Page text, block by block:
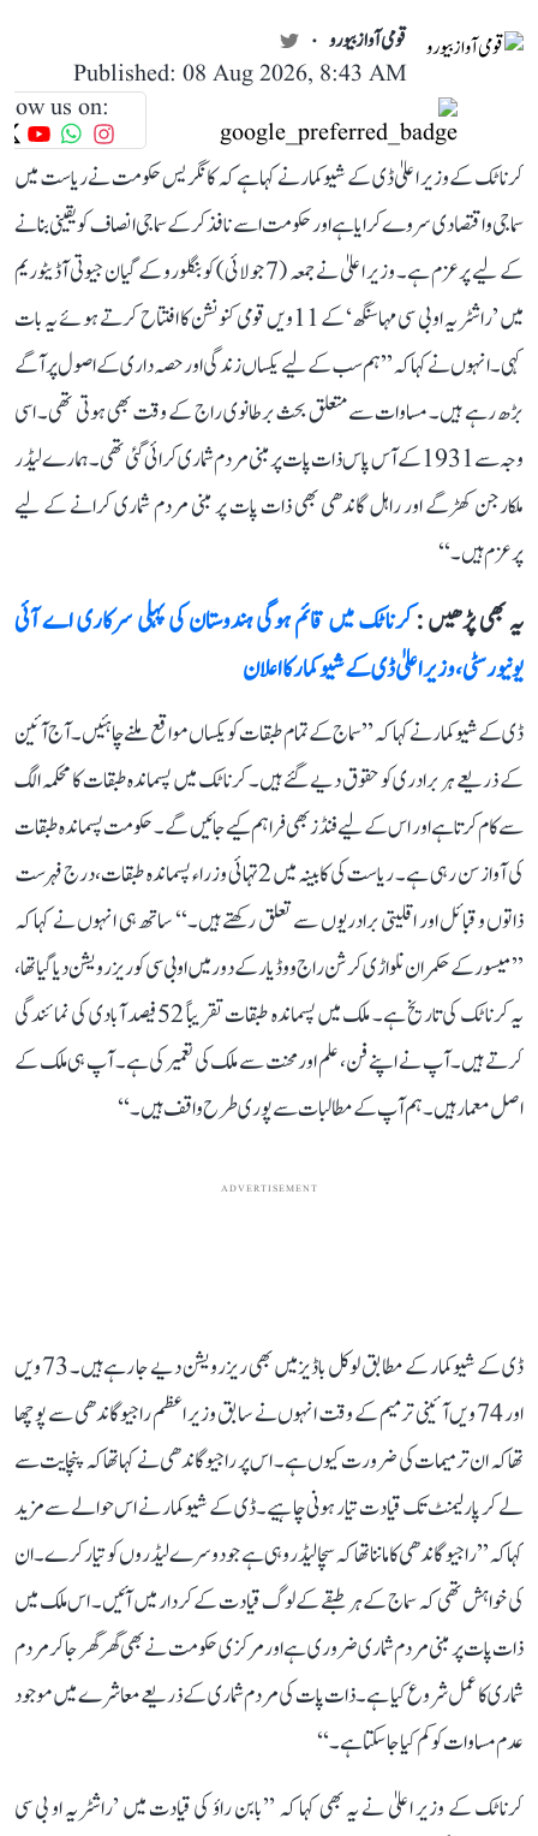
قومی آواز بیورو
Published: 08 Aug 2026, 8:43 AM
us on:
کرناٹک کے وزیر اعلیٰ ڈی کے شیوکمار نے کہا ہے کہ کانگریس حکومت نے ریاست میں
سماجی و اقتصادی سروے کرایا ہے اور حکومت اسے نافذ کر کے سماجی انصاف کو یقینی بنانے
کے لیے پرعزم ہے۔ وزیر اعلیٰ نے جمعہ (7 جولائی) کو بنگلورو کے گیان جیوتی آڈیٹوریم
میں ’راشٹریہ او بی سی مہاسنگھ‘ کے 11ویں قومی کنونشن کا افتتاح کرتے ہوئے یہ بات
کہی۔ انہوں نے کہا کہ ’’ہم سب کے لیے یکساں زندگی اور حصہ داری کے اصول پر آگے
بڑھ رہے ہیں۔ مساوات سے متعلق بحث برطانوی راج کے وقت بھی ہوتی تھی۔ اسی
وجہ سے 1931 کے آس پاس ذات پات پر مبنی مردم شماری کرائی گئی تھی۔ ہمارے لیڈر
ملکارجن کھڑگے اور راہل گاندھی بھی ذات پات پر مبنی مردم شماری کرانے کے لیے
پرعزم ہیں۔‘‘
یہ بھی پڑھیں :کرناٹک میں قائم ہوگی ہندوستان کی پہلی سرکاری اے آئی
یونیورسٹی، وزیر اعلیٰ ڈی کے شیوکمار کا اعلان
ڈی کے شیوکمار نے کہا کہ ’’سماج کے تمام طبقات کو یکساں مواقع ملنے چاہئیں۔ آج آئین
کے ذریعے ہر برادری کو حقوق دیے گئے ہیں۔ کرناٹک میں پسماندہ طبقات کا محکمہ الگ
سے کام کرتا ہے اور اس کے لیے فنڈز بھی فراہم کیے جائیں گے۔ حکومت پسماندہ طبقات
کی آواز سن رہی ہے۔ ریاست کی کابینہ میں 2 تہائی وزراء پسماندہ طبقات، درج فہرست
ذاتوں و قبائل اور اقلیتی برادریوں سے تعلق رکھتے ہیں۔‘‘ ساتھ ہی انہوں نے کہا کہ
’’میسور کے حکمران نلواڑی کرشن راج ووڈیار کے دور میں او بی سی کو ریزرویشن دیا گیا تھا،
یہ کرناٹک کی تاریخ ہے۔ ملک میں پسماندہ طبقات تقریباً 52 فیصد آبادی کی نمائندگی
کرتے ہیں۔ آپ نے اپنے فن، علم اور محنت سے ملک کی تعمیر کی ہے۔ آپ ہی ملک کے
اصل معمار ہیں۔ ہم آپ کے مطالبات سے پوری طرح واقف ہیں۔‘‘
ADVERTISEMENT
ڈی کے شیو کمار کے مطابق لوکل باڈیز میں بھی ریزرویشن دیے جا رہے ہیں۔ 73 ویں
اور 74 ویں آئینی ترمیم کے وقت انہوں نے سابق وزیر اعظم راجیو گاندھی سے پوچھا
تھا کہ ان ترمیمات کی ضرورت کیوں ہے۔ اس پر راجیو گاندھی نے کہا تھا کہ پنچایت سے
لے کر پارلیمنٹ تک قیادت تیار ہونی چاہیے۔ ڈی کے شیوکمار نے اس حوالے سے مزید
کہا کہ ’’راجیو گاندھی کا ماننا تھا کہ سچا لیڈر وہی ہے جو دوسرے لیڈروں کو تیار کرے۔ ان
کی خواہش تھی کہ سماج کے ہر طبقے کے لوگ قیادت کے کردار میں آئیں۔ اس ملک میں
ذات پات پر مبنی مردم شماری ضروری ہے اور مرکزی حکومت نے بھی گھر گھر جا کر مردم
شماری کا عمل شروع کیا ہے۔ ذات پات کی مردم شماری کے ذریعے معاشرے میں موجود
عدم مساوات کو کم کیا جا سکتا ہے۔‘‘
کرناٹک کے وزیر اعلیٰ نے یہ بھی کہا کہ ’’بابن راؤ کی قیادت میں ’راشٹریہ او بی سی